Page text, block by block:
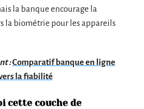
la banque encourage la
la biométrie pour les appareils
:Comparatif banque en ligne
la fiabilité
cette couche de